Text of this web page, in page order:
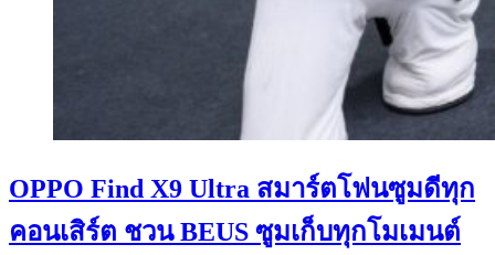
OPPO Find X9 Ultra สมาร์ตโฟนซูมดีทุก
คอนเสิร์ต ชวน BEUS ซูมเก็บทุกโมเมนต์